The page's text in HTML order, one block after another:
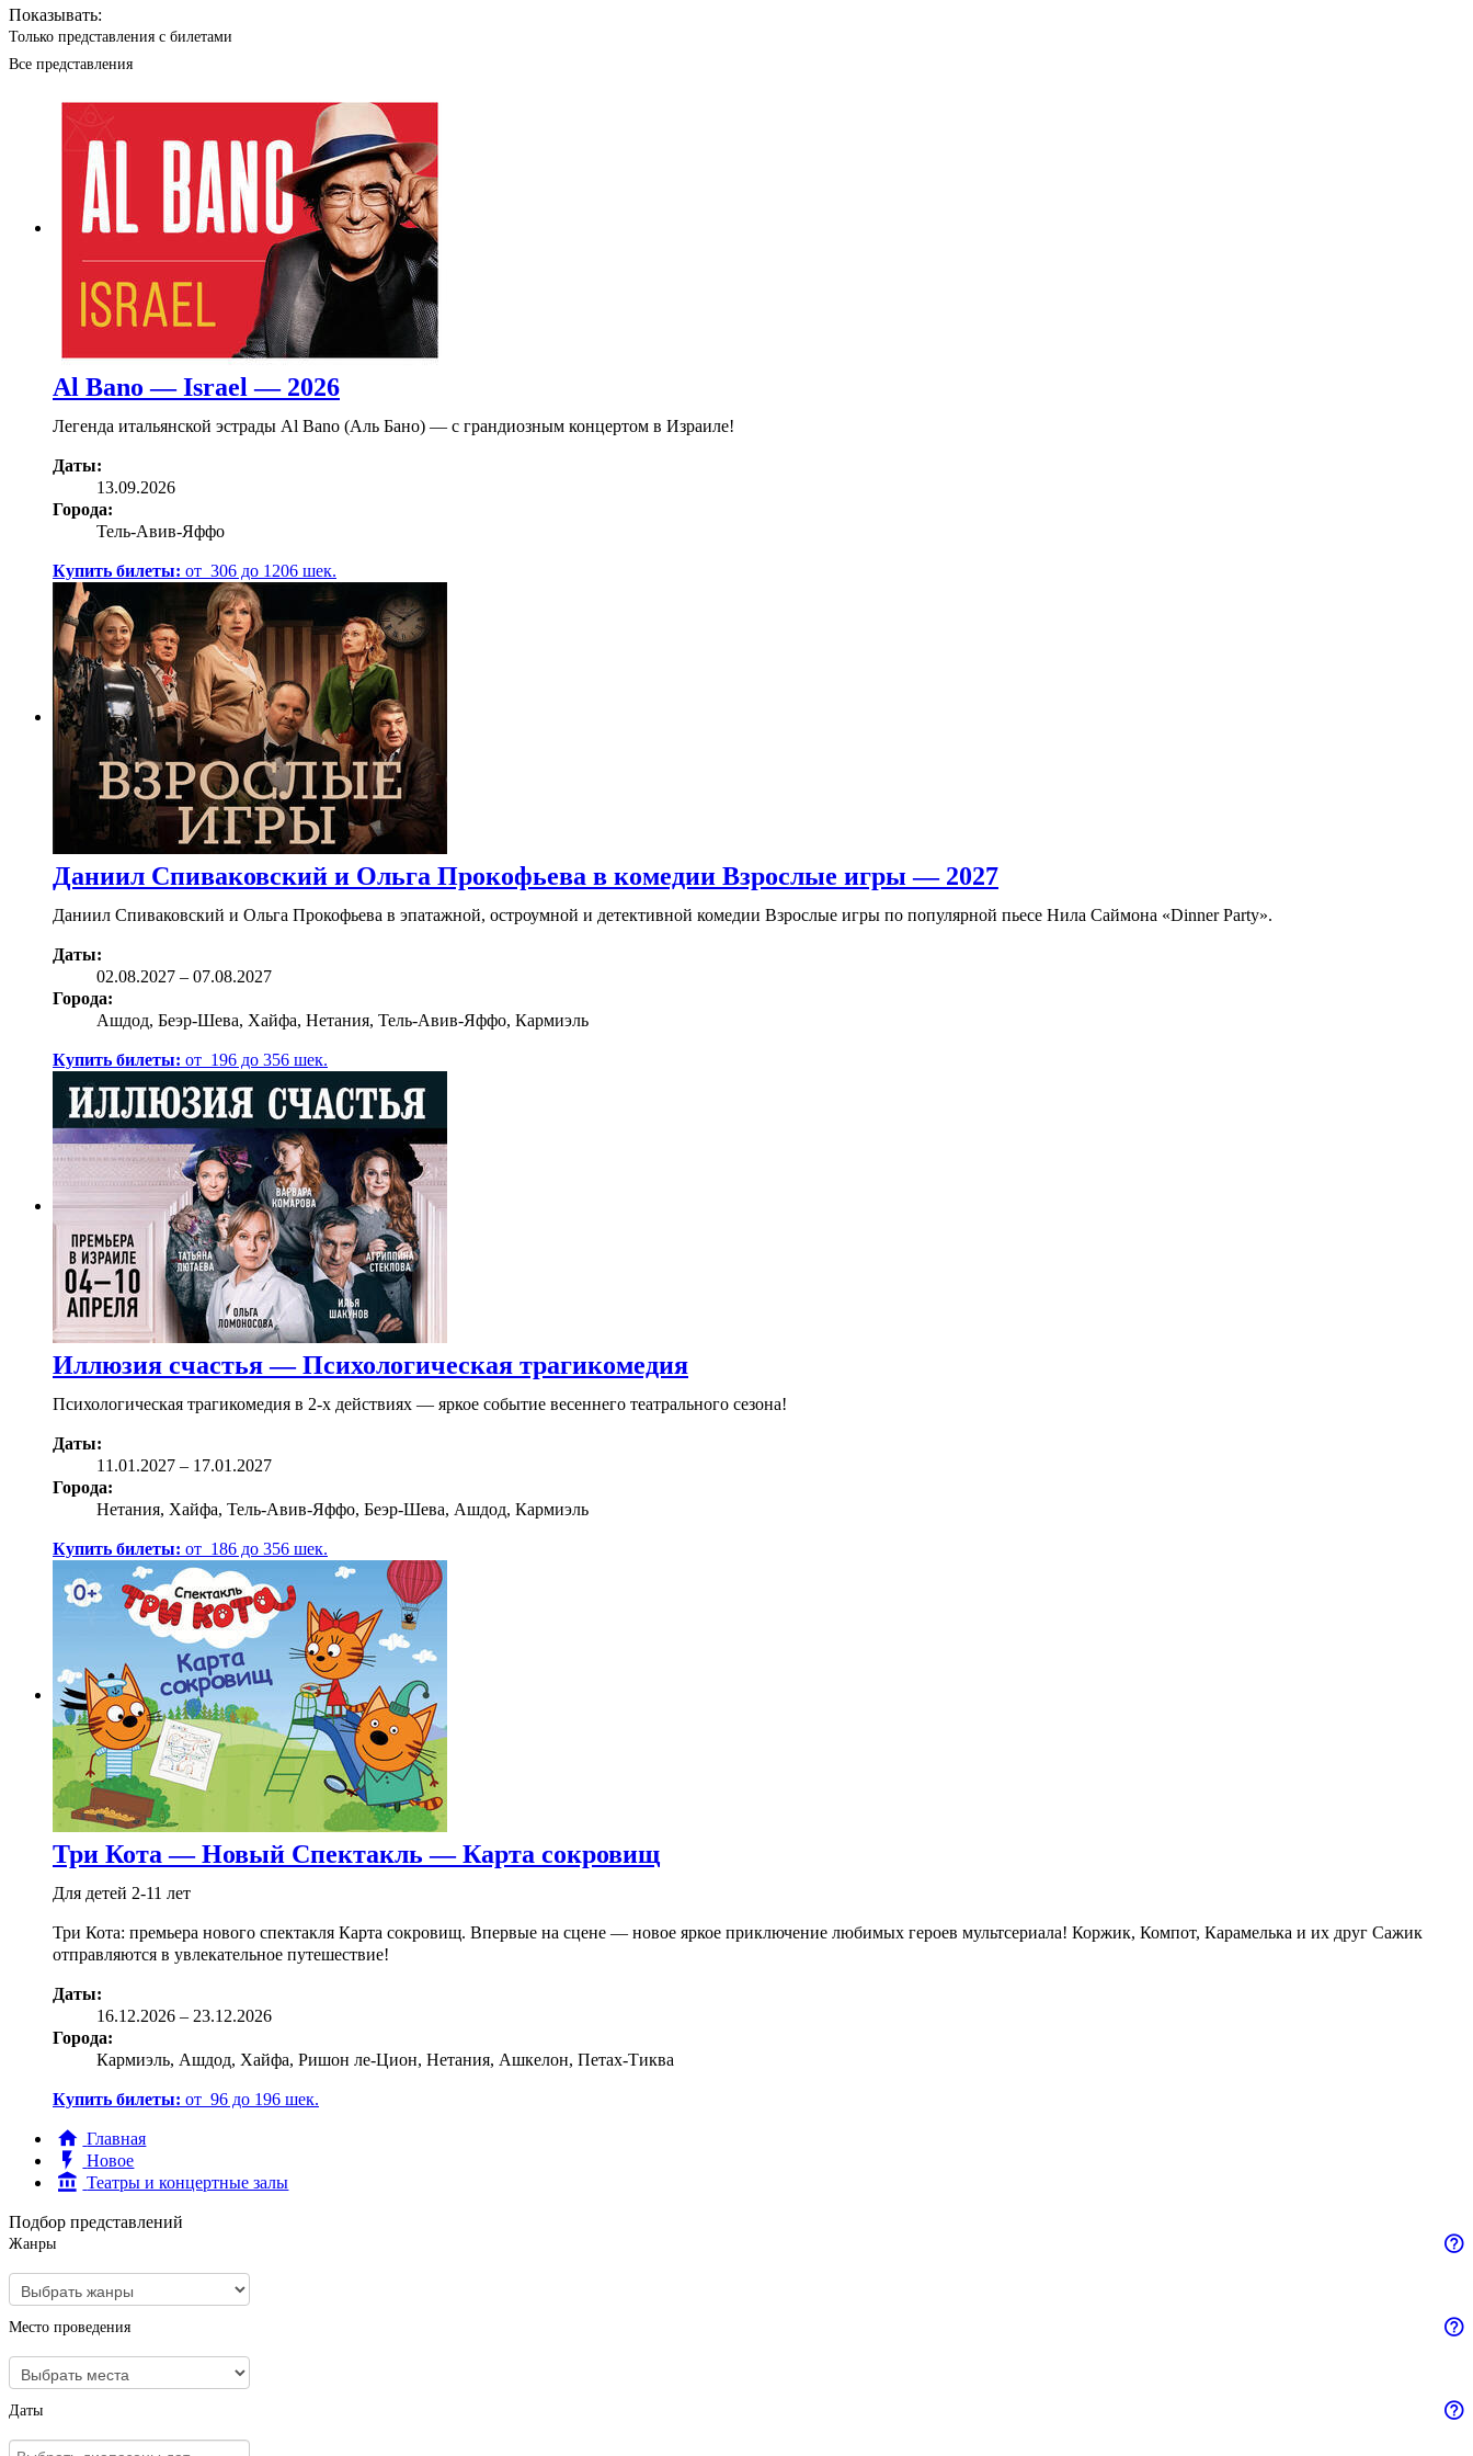
Показывать:
Только представления с билетами
Все представления
Al Bano — Israel — 2026
Легенда итальянской эстрады Al Bano (Аль Бано) — с грандиозным концертом в Израиле!
Даты:
13.09.2026
Города:
Тель-Авив-Яффо
Купить билеты: от 306 до 1206 шек.
Даниил Спиваковский и Ольга Прокофьева в комедии Взрослые игры — 2027
Даниил Спиваковский и Ольга Прокофьева в эпатажной, остроумной и детективной комедии Взрослые игры по популярной пьесе Нила Саймона «Dinner Party».
Даты:
02.08.2027 – 07.08.2027
Города:
Ашдод, Беэр-Шева, Хайфа, Нетания, Тель-Авив-Яффо, Кармиэль
Купить билеты: от 196 до 356 шек.
Иллюзия счастья — Психологическая трагикомедия
Психологическая трагикомедия в 2-х действиях — яркое событие весеннего театрального сезона!
Даты:
11.01 .2027 – 17.01.2027
Города:
Нетания, Хайфа, Тель-Авив-Яффо, Беэр-Шева, Ашдод, Кармиэль
Купить билеты: от 186 до 356 шек.
Три Кота — Новый Спектакль — Карта сокровищ
Для детей 2-11 лет
Три Кота: премьера нового спектакля Карта сокровищ. Впервые на сцене — новое яркое приключение любимых героев мультсериала! Коржик, Компот, Карамелька и их друг Сажик
отправляются в увлекательное путешествие!
Даты:
16.12.2026 – 23.12.2026
Города:
Кармиэль, Ашдод, Хайфа, Ришон ле-Цион, Нетания, Ашкелон, Петах-Тиква
Купить билеты: от 96 до 196 шек.
Главная
Новое
Театры и концертные залы
Подбор представлений
Жанры
Место проведения
Даты